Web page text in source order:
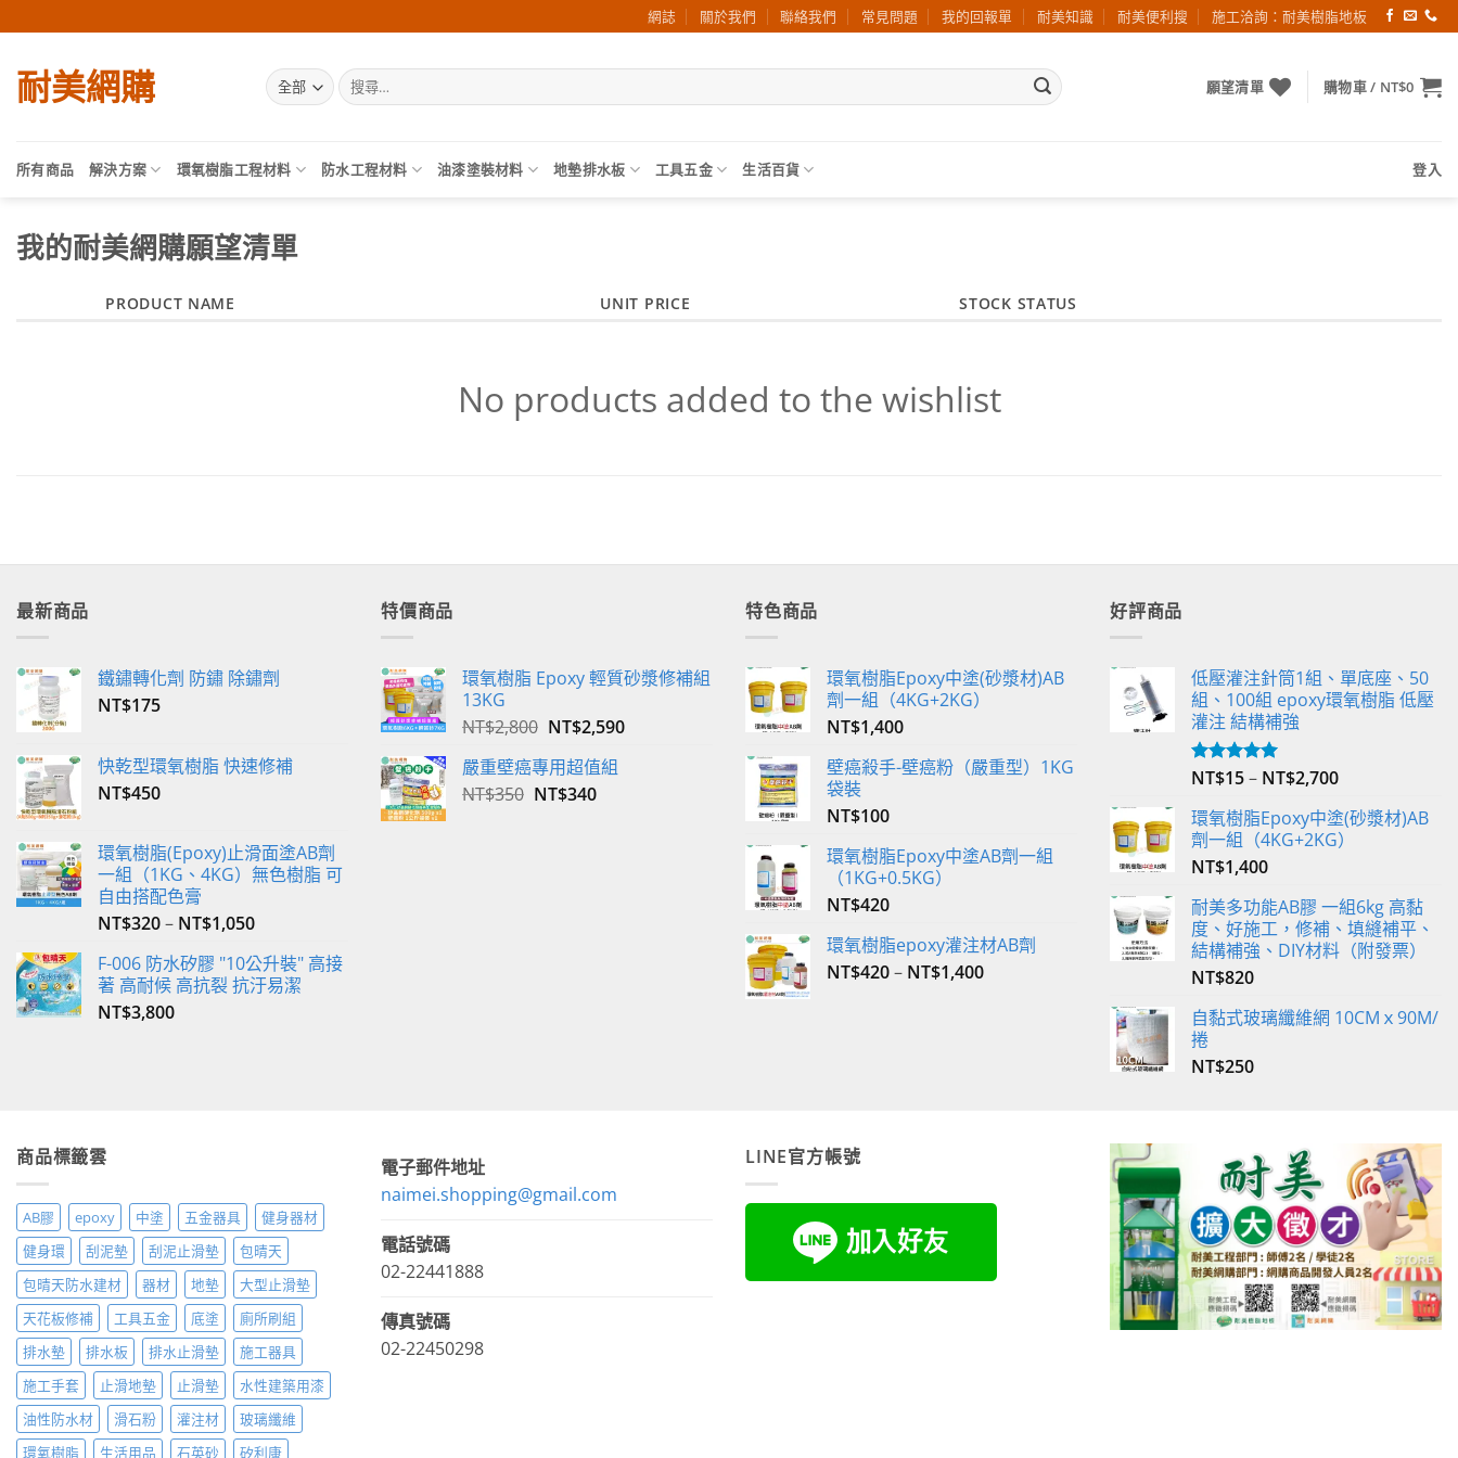
to
content
網誌 關於我們 聯絡我們 常見問題 我的回報單 耐美知識 耐美便利搜 施工洽詢：耐美樹脂地板
耐美網購
搜
尋
字:
願望清單 購物車 / NT$0
所有商品 解決方案 環氧樹脂工程材料 防水工程材料 油漆塗裝材料 地墊排水板 工具五金 生活百貨 登入
我的耐美網購願望清單
PRODUCT NAME UNIT PRICE STOCK STATUS
No products added to the wishlist
最新商品
鐵鏽轉化劑 防鏽 除鏽劑
NT$175
快乾型環氧樹脂 快速修補
NT$450
環氧樹脂(Epoxy)止滑面塗AB劑
一組（1KG、4KG）無色樹脂 可
自由搭配色膏
NT$320– NT$1,050
F-006 防水矽膠 "10公升裝" 高接
著 高耐候 高抗裂 抗汙易潔
NT$3,800
特價商品
環氧樹脂 Epoxy 輕質砂漿修補組
13KG
NT$2,800 原
價
格：
NT$2,590目
嚴重壁癌專用超值組
NT$350 原
NT$340目
特色商品
環氧樹脂Epoxy中塗(砂漿材)AB
劑一組（4KG+2KG）
NT$1,400
壁癌殺手-壁癌粉（嚴重型）1KG
袋裝
NT$100
環氧樹脂Epoxy中塗AB劑一組
（1KG+0.5KG）
NT$420
環氧樹脂epoxy灌注材AB劑
NT$420– NT$1,400
好評商品
低壓灌注針筒1組、單底座、50
組、100組 epoxy環氧樹脂 低壓
灌注 結構補強
評分5.00
NT$15– NT$2,700
環氧樹脂Epoxy中塗(砂漿材)AB
劑一組（4KG+2KG）
NT$1,400
耐美多功能AB膠 一組6kg 高黏
度、好施工，修補、填縫補平、
結構補強、DIY材料（附發票）
NT$820
自黏式玻璃纖維網 10CMｘ90M/
捲
NT$250
商品標籤雲
AB膠 epoxy 中塗 五金器具
健身器材
健身環
刮泥墊 刮泥止滑墊
包晴天
包晴天防水建材
器材 地墊
大型止滑墊
天花板修補
工具五金 底塗
廁所刷組
排水墊
排水板 排水止滑墊
施工器具
施工手套
止滑地墊 止滑墊
水性建築用漆
油性防水材
滑石粉 灌注材
玻璃纖維
環氧樹脂
生活用品 石英砂 矽利康
電子郵件地址
naimei.shopping@gmail.com
電話號碼
02-22441888
傳真號碼
02-22450298
LINE官方帳號